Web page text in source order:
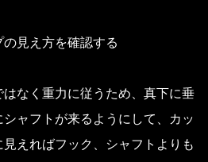
の見え方を確認する
なく重力に従うため、真下に垂
ャフトが来るようにして、カッ
えればフック、シャフトよりも